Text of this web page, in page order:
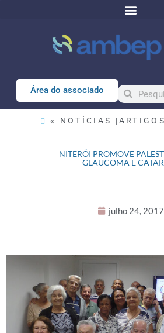
Área do associado
« NOTÍCIAS |ARTIGOS
NITERÓI PROMOVE
GLAUCOMA E
julho 24, 2017